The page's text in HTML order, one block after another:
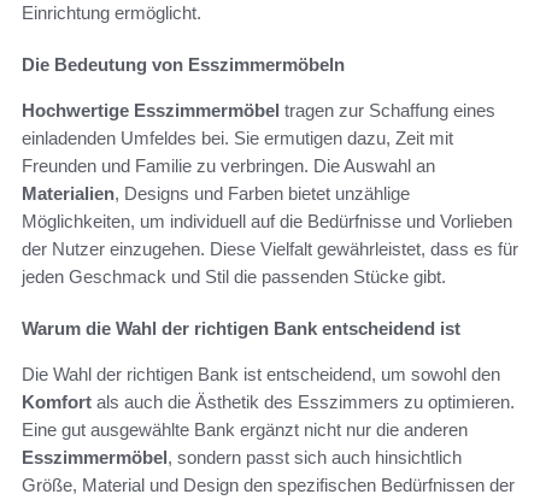
Einrichtung ermöglicht.
Die Bedeutung von Esszimmermöbeln
Hochwertige Esszimmermöbel tragen zur Schaffung eines
einladenden Umfeldes bei. Sie ermutigen dazu, Zeit mit
Freunden und Familie zu verbringen. Die Auswahl an
Materialien, Designs und Farben bietet unzählige
Möglichkeiten, um individuell auf die Bedürfnisse und Vorlieben
der Nutzer einzugehen. Diese Vielfalt gewährleistet, dass es für
jeden Geschmack und Stil die passenden Stücke gibt.
Warum die Wahl der richtigen Bank entscheidend ist
Die Wahl der richtigen Bank ist entscheidend, um sowohl den
Komfort als auch die Ästhetik des Esszimmers zu optimieren.
Eine gut ausgewählte Bank ergänzt nicht nur die anderen
Esszimmermöbel, sondern passt sich auch hinsichtlich
Größe, Material und Design den spezifischen Bedürfnissen der